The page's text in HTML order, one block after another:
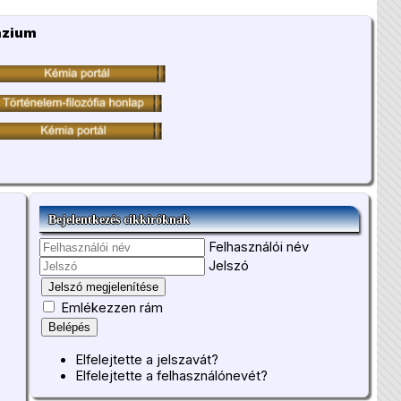
Bejelentkezés cikkíróknak
Felhasználói név
Jelszó
Jelszó megjelenítése
Emlékezzen rám
Belépés
Elfelejtette a jelszavát?
Elfelejtette a felhasználónevét?